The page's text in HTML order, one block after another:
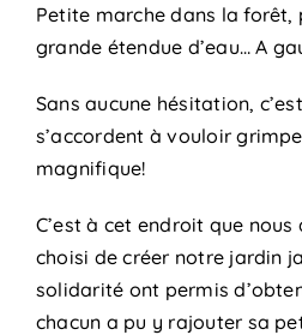
Petite marche dans la forêt,
grande étendue d’eau… A
Sans aucune hésitation,
s’accordent à vouloir
magnifique!
C’est à cet endroit que
choisi de créer notre jardin
solidarité ont permis
chacun a pu y rajouter sa